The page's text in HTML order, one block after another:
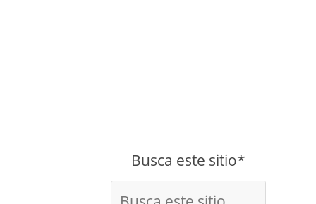
Busca este sitio*